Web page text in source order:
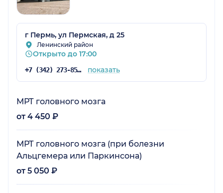
г Пермь, ул Пермская, д 25
Ленинский район
Открыто до 17:00
+7 (342) 273-85-03 показать
МРТ головного мозга
от 4 450 ₽
МРТ головного мозга (при болезни
Альцгемера или Паркинсона)
от 5 050 ₽